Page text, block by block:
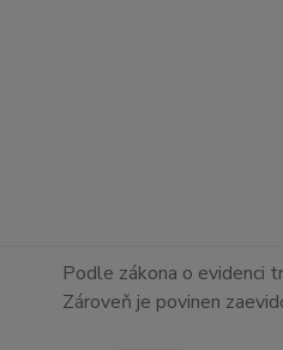
Podle zákona o evidenci
Zároveň je povinen